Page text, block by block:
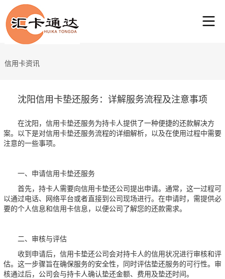
信用卡资讯
沈阳信用卡垫还服务：详解服务流程及注意事项
在沈阳，信用卡垫还服务为持卡人提供了一种便捷的还款解决方
案。以下是对信用卡垫还服务流程的详细解析，以及在使用过程中需要
注意的一些事项。
一、申请信用卡垫还服务
首先，持卡人需要向信用卡垫还公司提出申请。通常，这一过程可
以通过电话、网络平台或者直接到公司现场进行。在申请时，需提供必
要的个人信息和信用卡信息，以便公司了解您的还款需求。
二、审核与评估
收到申请后，信用卡垫还公司会对持卡人的信用状况进行审核和评
估。这一步骤旨在确保服务的安全性，同时评估垫还服务的可行性。审
核通过后，公司会与持卡人确认垫还金额、费用及垫还时间。